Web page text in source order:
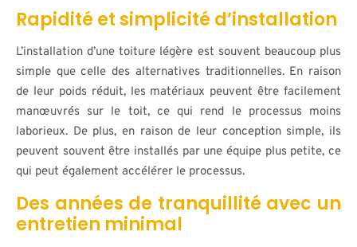
Rapidité et simplicité d’installation
L’installation d’une toiture légère est souvent beaucoup plus
simple que celle des alternatives traditionnelles. En raison
de leur poids réduit, les matériaux peuvent être facilement
manœuvrés sur le toit, ce qui rend le processus moins
laborieux. De plus, en raison de leur conception simple, ils
peuvent souvent être installés par une équipe plus petite, ce
qui peut également accélérer le processus.
Des années de tranquillité avec un
entretien minimal